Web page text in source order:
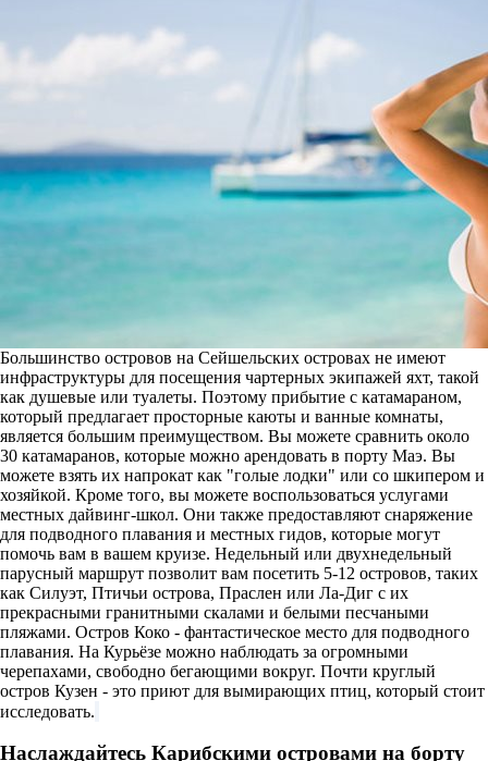
Большинство островов на Сейшельских островах не имеют
инфраструктуры для посещения чартерных экипажей яхт, такой
как душевые или туалеты. Поэтому прибытие с катамараном,
который предлагает просторные каюты и ванные комнаты,
является большим преимуществом. Вы можете сравнить около
30 катамаранов, которые можно арендовать в порту Маэ. Вы
можете взять их напрокат как "голые лодки" или со шкипером и
хозяйкой. Кроме того, вы можете воспользоваться услугами
местных дайвинг-школ. Они также предоставляют снаряжение
для подводного плавания и местных гидов, которые могут
помочь вам в вашем круизе. Недельный или двухнедельный
парусный маршрут позволит вам посетить 5-12 островов, таких
как Силуэт, Птичьи острова, Праслен или Ла-Диг с их
прекрасными гранитными скалами и белыми песчаными
пляжами. Остров Коко - фантастическое место для подводного
плавания. На Курьёзе можно наблюдать за огромными
черепахами, свободно бегающими вокруг. Почти круглый
остров Кузен - это приют для вымирающих птиц, который стоит
исследовать.
Наслаждайтесь Карибскими островами на борту